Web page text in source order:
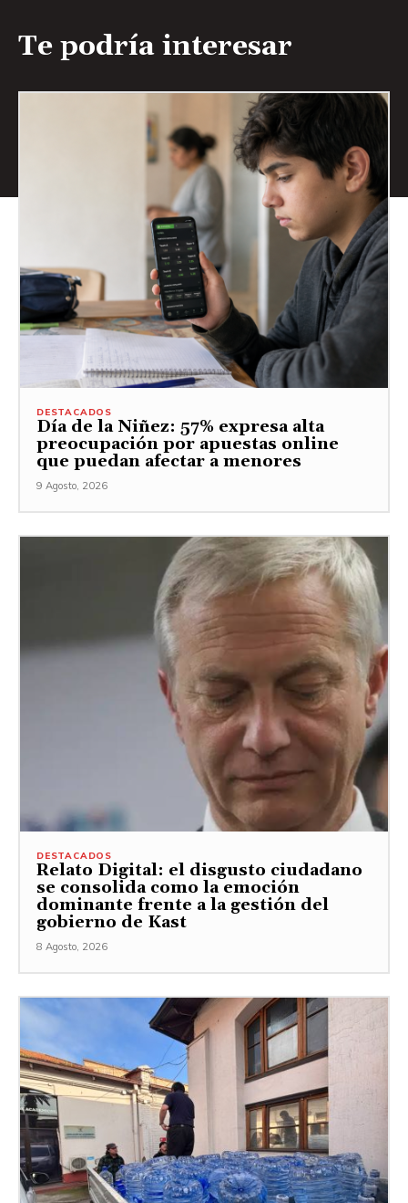
Te podría interesar
DESTACADOS
Día de la Niñez: 57% expresa alta
preocupación por apuestas online
que puedan afectar a menores
9 Agosto, 2026
DESTACADOS
Relato Digital: el disgusto ciudadano
se consolida como la emoción
dominante frente a la gestión del
gobierno de Kast
8 Agosto, 2026